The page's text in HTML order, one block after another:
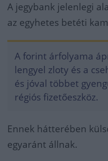
A jegybank jelenlegi
az egyhetes betéti
A forint árfolyama
lengyel zloty és a
és jóval többet
régiós fizetőeszköz.
Ennek hátterében
egyaránt állnak.